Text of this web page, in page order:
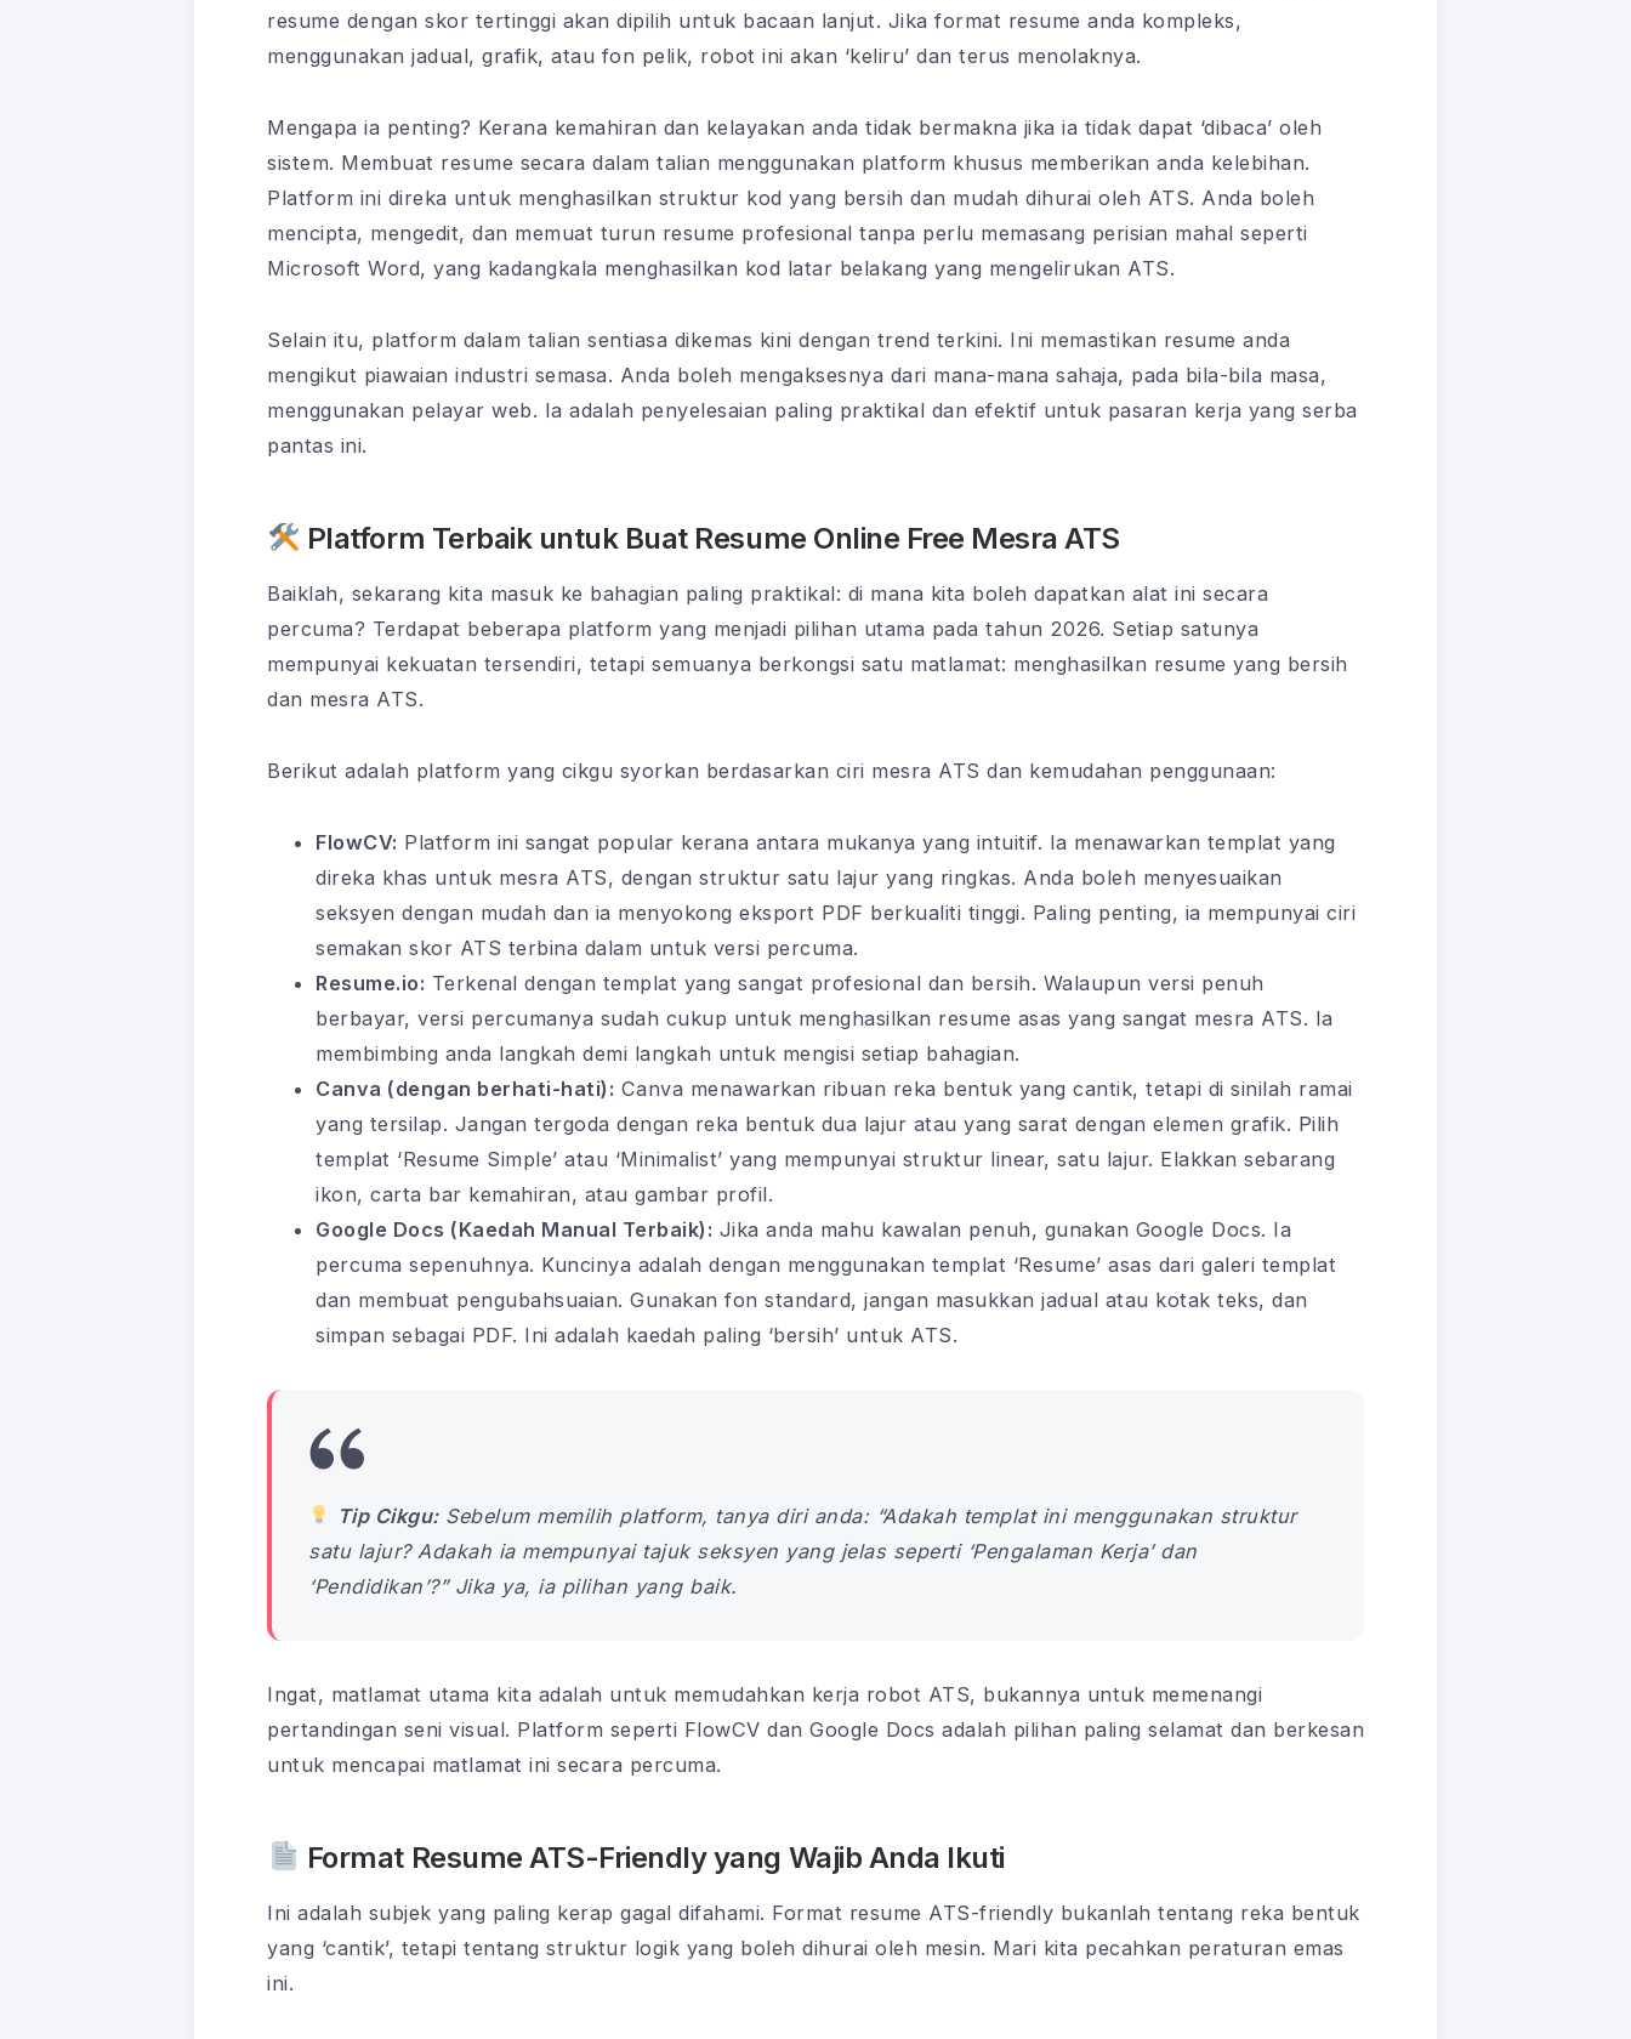
resume dengan skor tertinggi akan dipilih untuk bacaan lanjut. Jika format resume anda kompleks,
menggunakan jadual, grafik, atau fon pelik, robot ini akan ‘keliru’ dan terus menolaknya.
Mengapa ia penting? Kerana kemahiran dan kelayakan anda tidak bermakna jika ia tidak dapat ‘dibaca’ oleh
sistem. Membuat resume secara dalam talian menggunakan platform khusus memberikan anda kelebihan.
Platform ini direka untuk menghasilkan struktur kod yang bersih dan mudah dihurai oleh ATS. Anda boleh
mencipta, mengedit, dan memuat turun resume profesional tanpa perlu memasang perisian mahal seperti
Microsoft Word, yang kadangkala menghasilkan kod latar belakang yang mengelirukan ATS.
Selain itu, platform dalam talian sentiasa dikemas kini dengan trend terkini. Ini memastikan resume anda
mengikut piawaian industri semasa. Anda boleh mengaksesnya dari mana-mana sahaja, pada bila-bila masa,
menggunakan pelayar web. Ia adalah penyelesaian paling praktikal dan efektif untuk pasaran kerja yang serba
pantas ini.
Platform Terbaik untuk Buat Resume Online Free Mesra ATS
Baiklah, sekarang kita masuk ke bahagian paling praktikal: di mana kita boleh dapatkan alat ini secara
percuma? Terdapat beberapa platform yang menjadi pilihan utama pada tahun 2026. Setiap satunya
mempunyai kekuatan tersendiri, tetapi semuanya berkongsi satu matlamat: menghasilkan resume yang bersih
dan mesra ATS.
Berikut adalah platform yang cikgu syorkan berdasarkan ciri mesra ATS dan kemudahan penggunaan:
FlowCV: Platform ini sangat popular kerana antara mukanya yang intuitif. Ia menawarkan templat yang
direka khas untuk mesra ATS, dengan struktur satu lajur yang ringkas. Anda boleh menyesuaikan
seksyen dengan mudah dan ia menyokong eksport PDF berkualiti tinggi. Paling penting, ia mempunyai ciri
semakan skor ATS terbina dalam untuk versi percuma.
Resume.io: Terkenal dengan templat yang sangat profesional dan bersih. Walaupun versi penuh
berbayar, versi percumanya sudah cukup untuk menghasilkan resume asas yang sangat mesra ATS. Ia
membimbing anda langkah demi langkah untuk mengisi setiap bahagian.
Canva (dengan berhati-hati): Canva menawarkan ribuan reka bentuk yang cantik, tetapi di sinilah ramai
yang tersilap. Jangan tergoda dengan reka bentuk dua lajur atau yang sarat dengan elemen grafik. Pilih
templat ‘Resume Simple’ atau ‘Minimalist’ yang mempunyai struktur linear, satu lajur. Elakkan sebarang
ikon, carta bar kemahiran, atau gambar profil.
Google Docs (Kaedah Manual Terbaik): Jika anda mahu kawalan penuh, gunakan Google Docs. Ia
percuma sepenuhnya. Kuncinya adalah dengan menggunakan templat ‘Resume’ asas dari galeri templat
dan membuat pengubahsuaian. Gunakan fon standard, jangan masukkan jadual atau kotak teks, dan
simpan sebagai PDF. Ini adalah kaedah paling ‘bersih’ untuk ATS.
Tip Cikgu:Sebelum memilih platform, tanya diri anda: “Adakah templat ini menggunakan struktur
satu lajur? Adakah ia mempunyai tajuk seksyen yang jelas seperti ‘Pengalaman Kerja’ dan
‘Pendidikan’?” Jika ya, ia pilihan yang baik.
Ingat, matlamat utama kita adalah untuk memudahkan kerja robot ATS, bukannya untuk memenangi
pertandingan seni visual. Platform seperti FlowCV dan Google Docs adalah pilihan paling selamat dan berkesan
untuk mencapai matlamat ini secara percuma.
Format Resume ATS-Friendly yang Wajib Anda Ikuti
Ini adalah subjek yang paling kerap gagal difahami. Format resume ATS-friendly bukanlah tentang reka bentuk
yang ‘cantik’, tetapi tentang struktur logik yang boleh dihurai oleh mesin. Mari kita pecahkan peraturan emas
ini.